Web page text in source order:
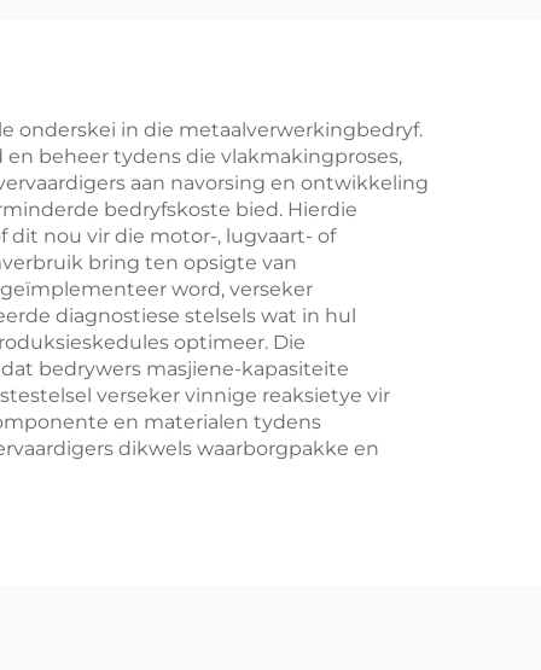
onderskei in die metaalverwerkingbedryf.
beheer tydens die vlakmakingproses,
aan navorsing en ontwikkeling
bedryfskoste bied. Hierdie
dit nou vir die motor-, lugvaart- of
bring ten opsigte van
word, verseker
diagnostiese stelsels wat in hul
optimeer. Die
bedrywers masjiene-kapasiteite
verseker vinnige reaksietye vir
en materialen tydens
dikwels waarborgpakke en